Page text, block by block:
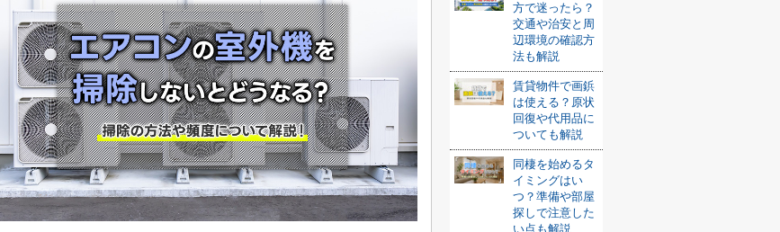
方で迷ったら？
交通や治安と周
辺環境の確認方
法も解説
賃貸物件で画鋲
は使える？原状
回復や代用品に
ついても解説
同棲を始めるタ
イミングはい
つ？準備や部屋
探しで注意した
い点も解説